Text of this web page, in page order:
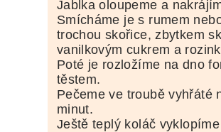
Jablka oloupeme a
Smícháme je s rumem
trochou skořice, zbytkem
vanilkovým cukrem a
Poté je rozložíme na dno
těstem.
Pečeme ve troubě vyhřáté
minut.
Ještě teplý koláč